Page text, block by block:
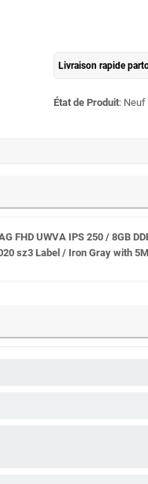
Livraison rapide
État de Produit: Neuf
FHD UWVA IPS 250 / 8GB
sz3 Label / Iron Gray with